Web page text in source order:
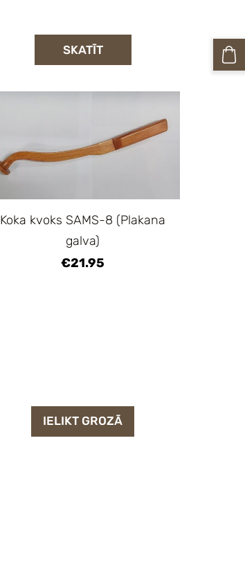
SKATĪT
Koka kvoks SAMS-8 (Plakana
galva)
€21.95
IELIKT GROZĀ